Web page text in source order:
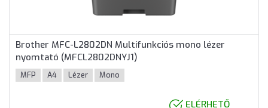
Brother MFC-L2802DN Multifunkciós mono lézer
nyomtató (MFCL2802DNYJ1)
MFP A4 Lézer Mono
ELÉRHETŐ